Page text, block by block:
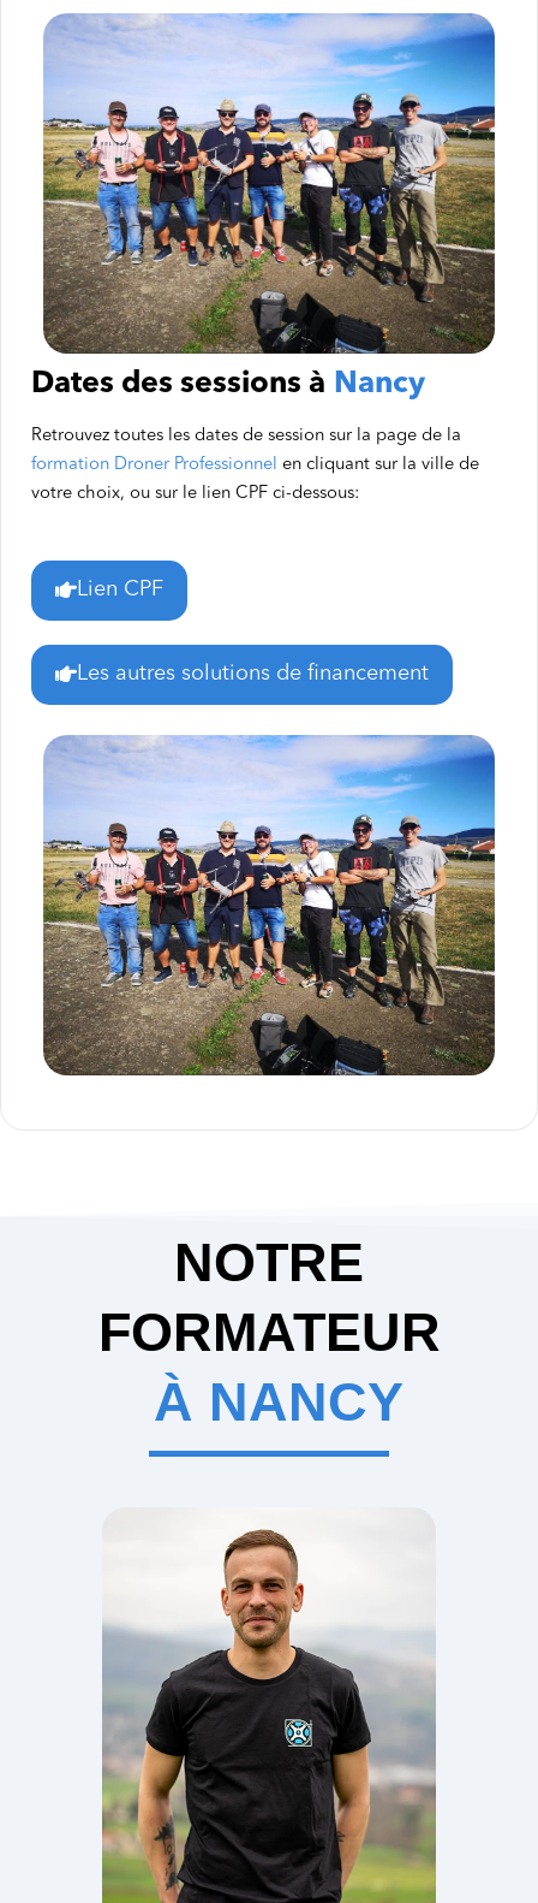
Dates des sessions à Nancy
Retrouvez toutes les dates de session sur la page de la
formation Droner Professionnel en cliquant sur la ville de
votre choix, ou sur le lien CPF ci-dessous:
Lien CPF
Les autres solutions de financement
NOTRE
FORMATEUR
À NANCY